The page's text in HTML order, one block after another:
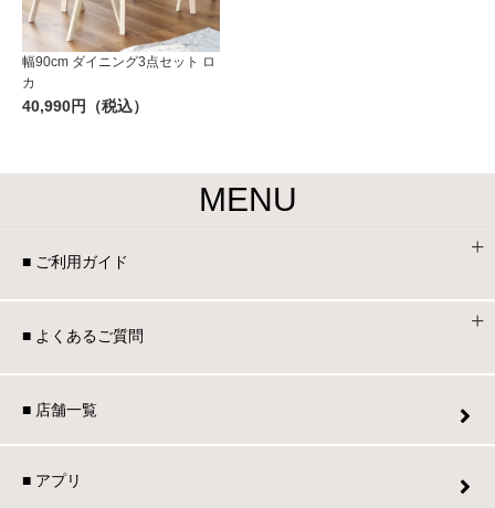
幅90cm ダイニング3点セット ロ
カ
40,990円（税込）
MENU
■ ご利用ガイド
■ よくあるご質問
■ 店舗一覧
■ アプリ